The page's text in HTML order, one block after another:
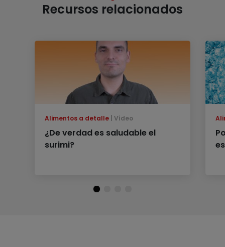
Recursos relacionados
Alimentos a detalle Vídeo
¿De verdad es saludable el
surimi?